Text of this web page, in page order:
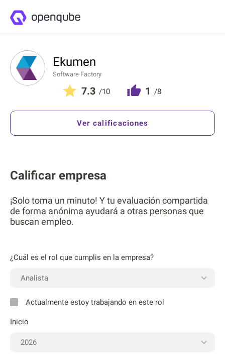
Ekumen
Software Factory
7.3 /10 1 /8
Ver calificaciones
Calificar empresa
¡Solo toma un minuto! Y tu evaluación compartida
de forma anónima ayudará a otras personas que
buscan empleo.
¿Cuál es el rol que cumplis en la empresa?
Actualmente estoy trabajando en este rol
Inicio